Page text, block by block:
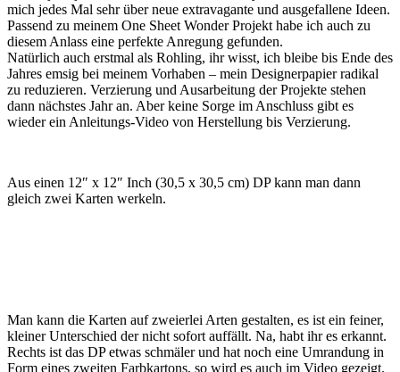
mich jedes Mal sehr über neue extravagante und ausgefallene Ideen.
Passend zu meinem One Sheet Wonder Projekt habe ich auch zu
diesem Anlass eine perfekte Anregung gefunden.
Natürlich auch erstmal als Rohling, ihr wisst, ich bleibe bis Ende des
Jahres emsig bei meinem Vorhaben – mein Designerpapier radikal
zu reduzieren. Verzierung und Ausarbeitung der Projekte stehen
dann nächstes Jahr an. Aber keine Sorge im Anschluss gibt es
wieder ein Anleitungs-Video von Herstellung bis Verzierung.
Aus einen 12″ x 12″ Inch (30,5 x 30,5 cm) DP kann man dann
gleich zwei Karten werkeln.
Man kann die Karten auf zweierlei Arten gestalten, es ist ein feiner,
kleiner Unterschied der nicht sofort auffällt. Na, habt ihr es erkannt.
Rechts ist das DP etwas schmäler und hat noch eine Umrandung in
Form eines zweiten Farbkartons, so wird es auch im Video gezeigt.